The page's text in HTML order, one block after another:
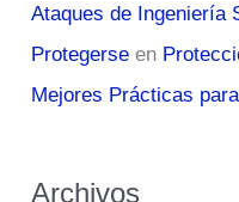
Ataques de Ingeniería
Protegerse en
Mejores Prácticas
Archivos